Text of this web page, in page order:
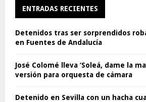
ENTRADAS RECIENTES
Detenidos tras ser sorprendidos
en Fuentes de Andalucía
José Colomé lleva ‘Soleá, dame la
versión para orquesta de cámara
Detenido en Sevilla con un hacha